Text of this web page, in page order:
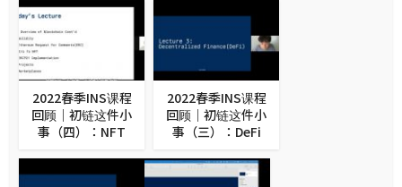
2022春季INS课程
回顾｜初链这件小
事（四）：NFT
2022春季INS课程
回顾｜初链这件小
事（三）：DeFi